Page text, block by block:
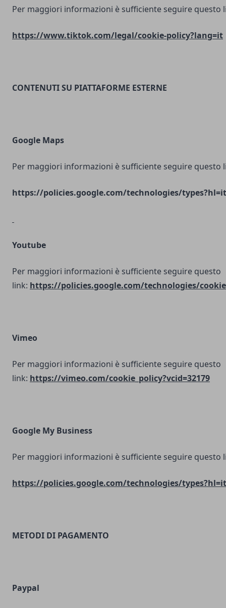
Per maggiori informazioni è sufficiente seguire questo
https://www.tiktok.com/legal/cookie-policy?lang=it
CONTENUTI SU PIATTAFORME ESTERNE
Google Maps
Per maggiori informazioni è sufficiente seguire questo
https://policies.google.com/technologies/types?hl=it
Youtube
Per maggiori informazioni è sufficiente seguire questo
link: https://policies.google.com/technologies/
Vimeo
Per maggiori informazioni è sufficiente seguire questo
link: https://vimeo.com/cookie_policy?vcid=32179
Google My Business
Per maggiori informazioni è sufficiente seguire questo
https://policies.google.com/technologies/types?hl=it
METODI DI PAGAMENTO
Paypal